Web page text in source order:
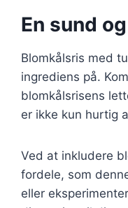
En sund
Blomkålsris med
ingrediens på.
blomkålsrisens
er ikke kun hurtig
Ved at inkludere
fordele, som
eller